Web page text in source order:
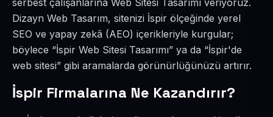
serbest çalışanlarına Web Sitesi Tasarımı veriyoruz.
Dizayn Web Tasarım, sitenizi İspir ölçeğinde yerel
SEO ve yapay zekâ (AEO) içerikleriyle kurgular;
böylece “İspir Web Sitesi Tasarımı” ya da “İspir'de
web sitesi” gibi aramalarda görünürlüğünüzü artırır.
İspir Firmalarına Ne Kazandırır?